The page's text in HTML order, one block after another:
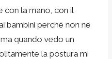
con la mano, con il
bambini perché non ne
quando vedo un
la postura mi